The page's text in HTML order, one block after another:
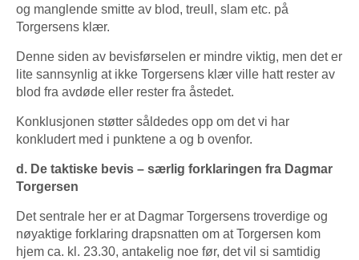
og manglende smitte av blod, treull, slam etc. på
Torgersens klær.
Denne siden av bevisførselen er mindre viktig, men det er
lite sannsynlig at ikke Torgersens klær ville hatt rester av
blod fra avdøde eller rester fra åstedet.
Konklusjonen støtter såldedes opp om det vi har
konkludert med i punktene a og b ovenfor.
d. De taktiske bevis – særlig forklaringen fra Dagmar
Torgersen
Det sentrale her er at Dagmar Torgersens troverdige og
nøyaktige forklaring drapsnatten om at Torgersen kom
hjem ca. kl. 23.30, antakelig noe før, det vil si samtidig